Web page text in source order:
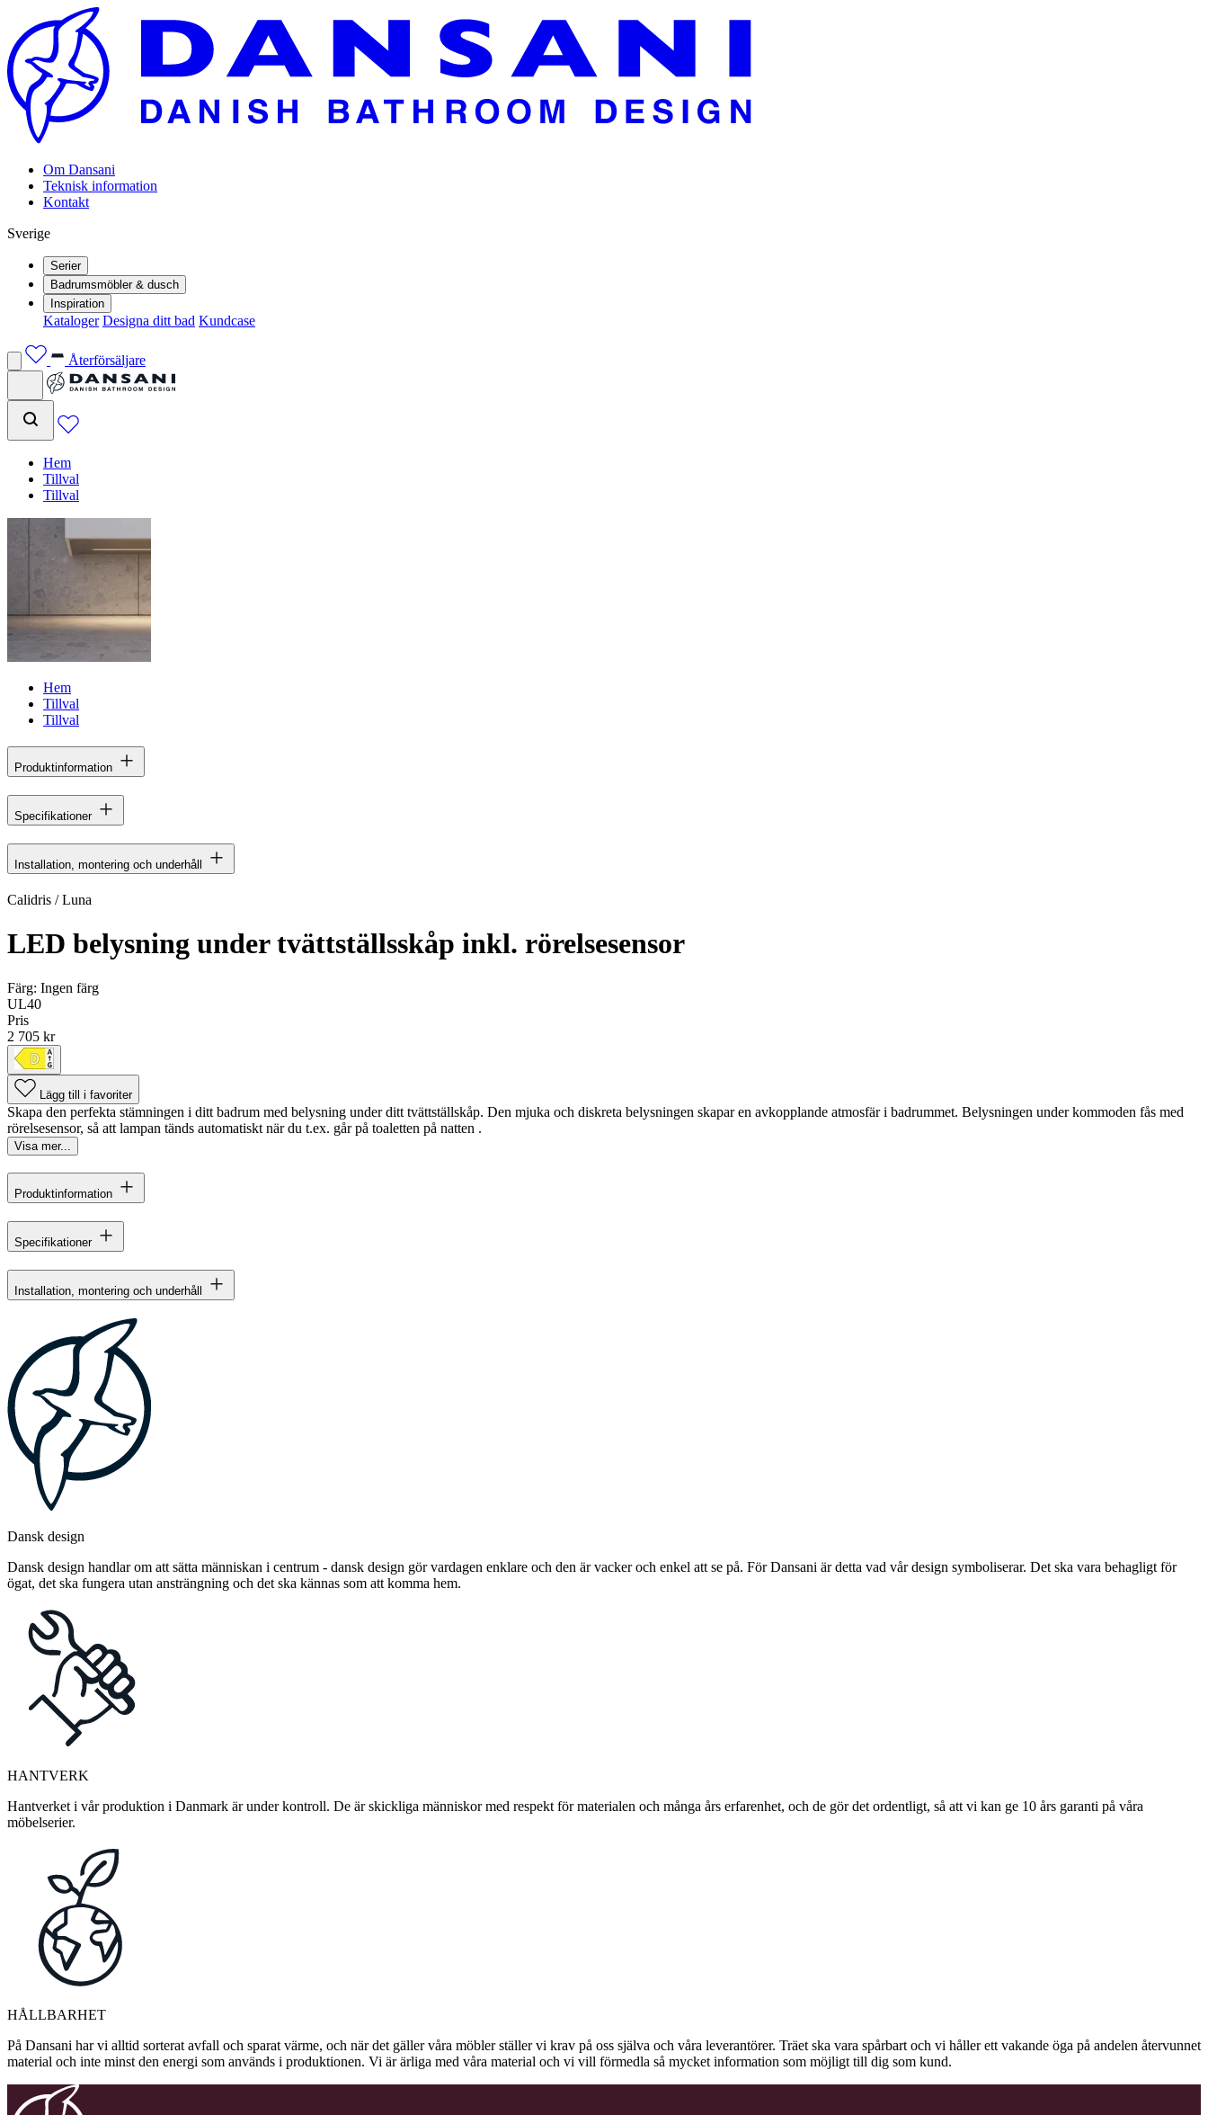
Om Dansani
Teknisk information
Kontakt
Sverige
Serier
Badrumsmöbler & dusch
Inspiration
Kataloger Designa ditt bad Kundcase
Återförsäljare
Hem
Tillval
Tillval
Hem
Tillval
Tillval
Produktinformation
Specifikationer
Installation, montering och underhåll
Calidris / Luna
LED belysning under tvättställsskåp inkl. rörelsesensor
Färg: Ingen färg
UL40
Pris
2 705 kr
Lägg till i favoriter
Skapa den perfekta stämningen i ditt badrum med belysning under ditt tvättställskåp. Den mjuka och diskreta belysningen skapar en avkopplande atmosfär i badrummet. Belysningen under kommoden fås med
rörelsesensor, så att lampan tänds automatiskt när du t.ex. går på toaletten på natten .
Visa mer...
Produktinformation
Specifikationer
Installation, montering och underhåll
Dansk design
Dansk design handlar om att sätta människan i centrum - dansk design gör vardagen enklare och den är vacker och enkel att se på. För Dansani är detta vad vår design symboliserar. Det ska vara behagligt för
ögat, det ska fungera utan ansträngning och det ska kännas som att komma hem.
HANTVERK
Hantverket i vår produktion i Danmark är under kontroll. De är skickliga människor med respekt för materialen och många års erfarenhet, och de gör det ordentligt, så att vi kan ge 10 års garanti på våra
möbelserier.
HÅLLBARHET
På Dansani har vi alltid sorterat avfall och sparat värme, och när det gäller våra möbler ställer vi krav på oss själva och våra leverantörer. Träet ska vara spårbart och vi håller ett vakande öga på andelen återvunnet
material och inte minst den energi som används i produktionen. Vi är ärliga med våra material och vi vill förmedla så mycket information som möjligt till dig som kund.